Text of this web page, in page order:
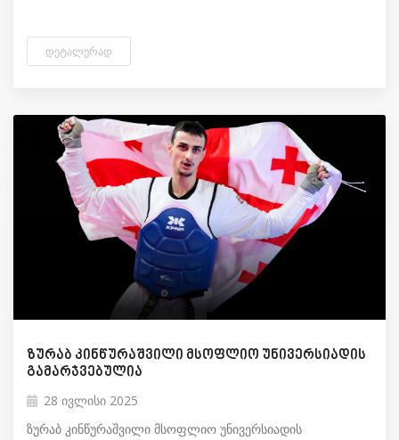
ᲓᲔᲢᲐᲚᲣᲠᲐᲓ
ზურაბ კინწურაშვილი მსოფლიო უნივერსიადის
გამარჯვებულია
28 ივლისი 2025
ზურაბ კინწურაშვილი მსოფლიო უნივერსიადის